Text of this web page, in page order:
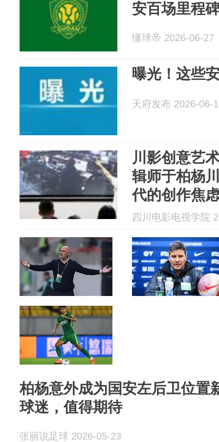
安百场里程
懂球帝 2026-06-27
曝光！这些
天府发布 2026-06-
川影创意艺
辑师于柏杨
代的创作焦
四川电影电视学院
柏杨意外成为国安左后卫位置
球迷，值得期待
张丽说足球 2026-05-23